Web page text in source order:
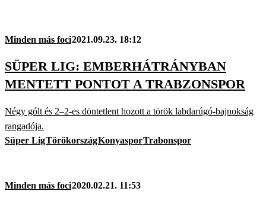
Minden más foci2021.09.23. 18:12
SÜPER LIG: EMBERHÁTRÁNYBAN
MENTETT PONTOT A TRABZONSPOR
Négy gólt és 2–2-es döntetlent hozott a török labdarúgó-bajnokság
rangadója.
Süper LigTörökországKonyasporTrabonspor
Minden más foci2020.02.21. 11:53